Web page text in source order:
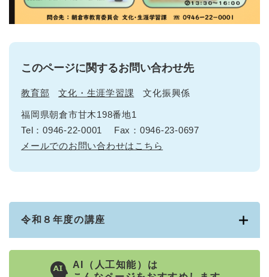
このページに関するお問い合わせ先
教育部 文化・生涯学習課 文化振興係
福岡県朝倉市甘木198番地1
Tel：0946-22-0001
Fax：0946-23-0697
メールでのお問い合わせはこちら
令和８年度の講座
AI（人工知能）は